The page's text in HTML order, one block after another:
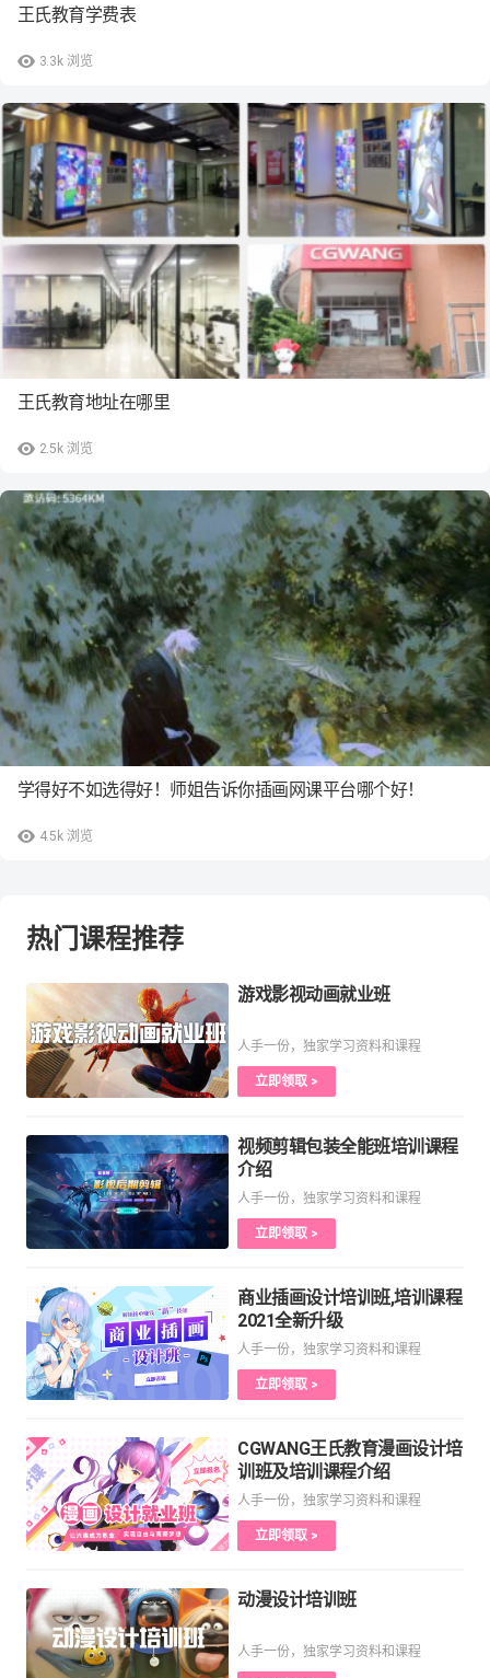
3.3k 浏览
王氏教育学费表
2.5k 浏览
王氏教育地址在哪里
4.5k 浏览
学得好不如选得好！师姐告诉你插画网课平台哪个好！
热门课程推荐
游戏影视动画就业班
人手一份，独家学习资料和课程
立即领取 >
视频剪辑包装全能班培训课程
介绍
人手一份，独家学习资料和课程
立即领取 >
商业插画设计培训班,培训课程
2021全新升级
人手一份，独家学习资料和课程
立即领取 >
CGWANG王氏教育漫画设计培
训班及培训课程介绍
人手一份，独家学习资料和课程
立即领取 >
动漫设计培训班
人手一份，独家学习资料和课程